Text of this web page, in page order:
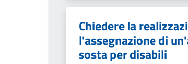
Chiedere la
l'assegnazione di
sosta per disabili